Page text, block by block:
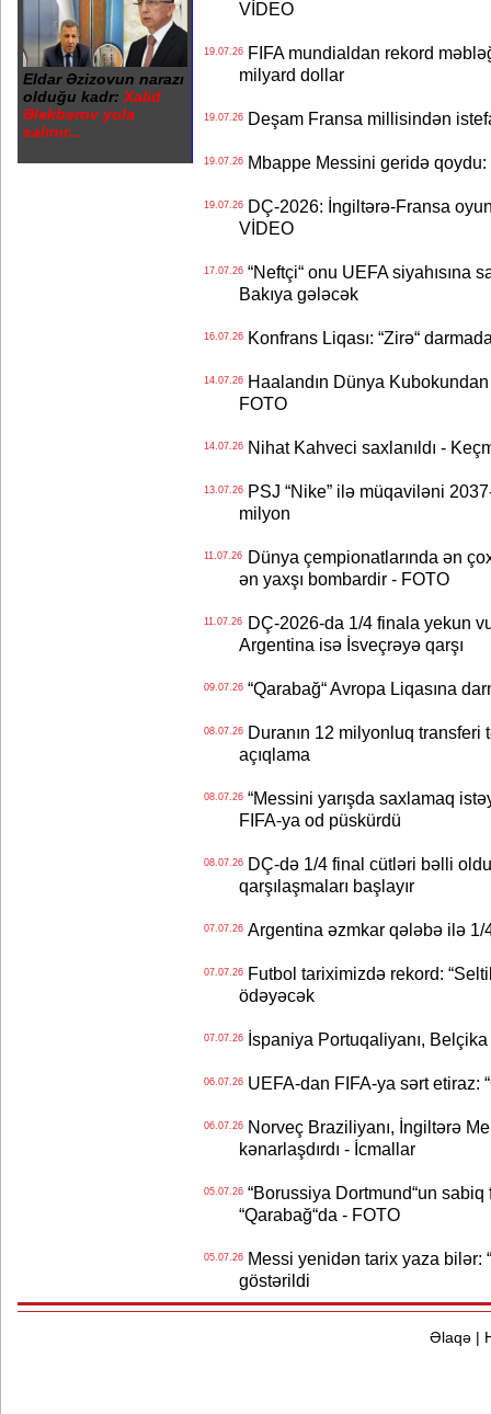
Eldar Əzizovun narazı
olduğu kadr: Xalid
Ələkbərov yola
salınır...
VİDEO
19.07.26FIFA mundialdan rekord
milyard dollar
19.07.26Deşam Fransa millisindən
19.07.26Mbappe Messini geridə qoydu:
19.07.26DÇ-2026: İngiltərə-Fransa
VİDEO
17.07.26“Neftçi“ onu UEFA siyahısına
Bakıya gələcək
16.07.26Konfrans Liqası: “Zirə“
14.07.26Haalandın Dünya Kubokundan
FOTO
14.07.26Nihat Kahveci saxlanıldı -
13.07.26PSJ “Nike” ilə müqaviləni
milyon
11.07.26Dünya çempionatlarında ən
ən yaxşı bombardir - FOTO
11.07.26DÇ-2026-da 1/4 finala yekun
Argentina isə İsveçrəyə qarşı
09.07.26“Qarabağ“ Avropa Liqasına
08.07.26Duranın 12 milyonluq transferi
açıqlama
08.07.26“Messini yarışda saxlamaq
FIFA-ya od püskürdü
08.07.26DÇ-də 1/4 final cütləri bəlli
qarşılaşmaları başlayır
07.07.26Argentina əzmkar qələbə ilə 1/
07.07.26Futbol tariximizdə rekord:
ödəyəcək
07.07.26İspaniya Portuqaliyanı, Belçika
06.07.26UEFA-dan FIFA-ya sərt etiraz:
06.07.26Norveç Braziliyanı, İngiltərə
kənarlaşdırdı - İcmallar
05.07.26“Borussiya Dortmund“un sabiq
“Qarabağ“da - FOTO
05.07.26Messi yenidən tarix yaza bilər:
göstərildi
Əlaqə|